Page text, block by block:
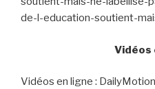
de-l-education-soutient-
Vidéos
Vidéos en ligne :